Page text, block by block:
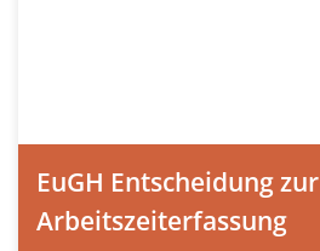
EuGH Entscheidung zur
Arbeitszeiterfassung